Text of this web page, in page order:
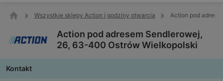
Wszystkie sklepy Action i godziny otwarcia Action pod
Action pod adresem Sendlerowej,
26, 63-400 Ostrów Wielkopolski
Kontakt